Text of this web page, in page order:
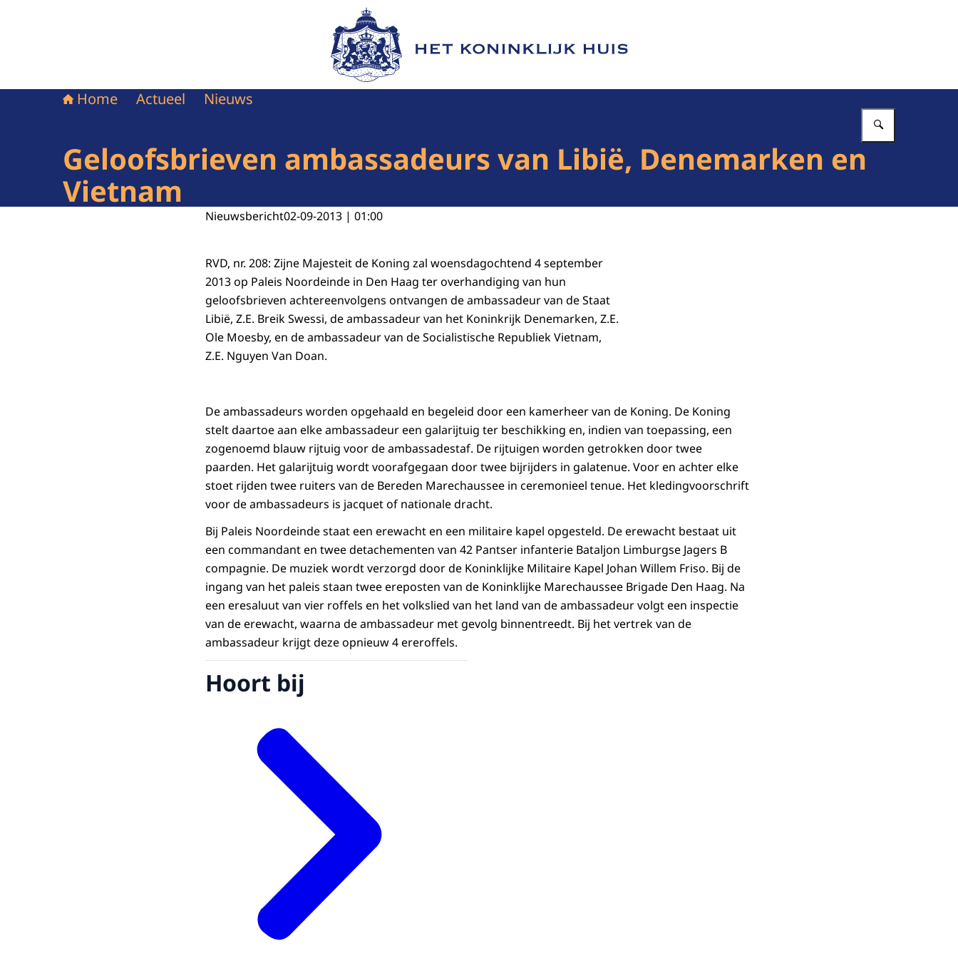
Naar de homepage van Het Koninklijk Huis
Home Actueel Nieuws
Geloofsbrieven ambassadeurs van Libië, Denemarken en
Vietnam
Nieuwsbericht02-09-2013 | 01:00
RVD, nr. 208: Zijne Majesteit de Koning zal woensdagochtend 4 september
2013 op Paleis Noordeinde in Den Haag ter overhandiging van hun
geloofsbrieven achtereenvolgens ontvangen de ambassadeur van de Staat
Libië, Z.E. Breik Swessi, de ambassadeur van het Koninkrijk Denemarken, Z.E.
Ole Moesby, en de ambassadeur van de Socialistische Republiek Vietnam,
Z.E. Nguyen Van Doan.
De ambassadeurs worden opgehaald en begeleid door een kamerheer van de Koning. De Koning
stelt daartoe aan elke ambassadeur een galarijtuig ter beschikking en, indien van toepassing, een
zogenoemd blauw rijtuig voor de ambassadestaf. De rijtuigen worden getrokken door twee
paarden. Het galarijtuig wordt voorafgegaan door twee bijrijders in galatenue. Voor en achter elke
stoet rijden twee ruiters van de Bereden Marechaussee in ceremonieel tenue. Het kledingvoorschrift
voor de ambassadeurs is jacquet of nationale dracht.
Bij Paleis Noordeinde staat een erewacht en een militaire kapel opgesteld. De erewacht bestaat uit
een commandant en twee detachementen van 42 Pantser infanterie Bataljon Limburgse Jagers B
compagnie. De muziek wordt verzorgd door de Koninklijke Militaire Kapel Johan Willem Friso. Bij de
ingang van het paleis staan twee ereposten van de Koninklijke Marechaussee Brigade Den Haag. Na
een eresaluut van vier roffels en het volkslied van het land van de ambassadeur volgt een inspectie
van de erewacht, waarna de ambassadeur met gevolg binnentreedt. Bij het vertrek van de
ambassadeur krijgt deze opnieuw 4 ereroffels.
Hoort bij